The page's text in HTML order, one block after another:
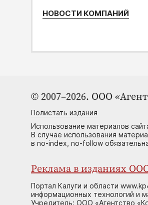
НОВОСТИ КОМПАНИЙ
© 2007–2026. ООО
Полистать издания
Использование материалов
В случае использования
в no-index, no-follow
Реклама в изданиях
Портал Калуги и области
информационных технологий и
Учредитель: ООО «Агентство